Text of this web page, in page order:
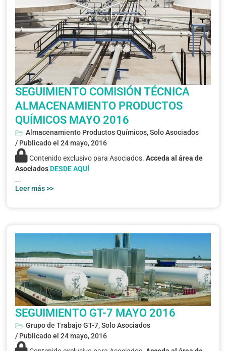
SEGUIMIENTO COMISIÓN TÉCNICA
ALMACENAMIENTO PRODUCTOS
QUÍMICOS MAYO 2016
Almacenamiento Productos Químicos,Solo Asociados
/ Publicado el 24 mayo, 2016
Contenido exclusivo para Asociados.Acceda al área de
AsociadosDESDE AQUÍ
...
Leer más >>
SEGUIMIENTO GT-7 MAYO 2016
Grupo de Trabajo GT-7,Solo Asociados
/ Publicado el 24 mayo, 2016